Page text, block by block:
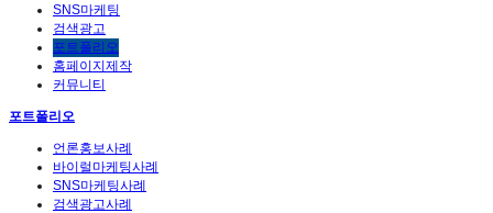
SNS마케팅
검색광고
포트폴리오
홈페이지제작
커뮤니티
포트폴리오
언론홍보사례
바이럴마케팅사례
SNS마케팅사례
검색광고사례